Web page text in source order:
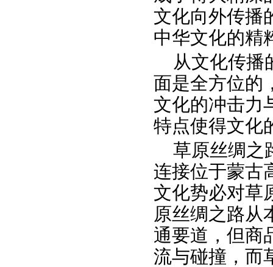
文化向外传播
中华文化的精
从文化传播
面是全方位的
文化的冲击力
特点使得文化
草原丝绸之
连接位于蒙古
文化势必对草
原丝绸之路从
通要道，但商
流与碰撞，而